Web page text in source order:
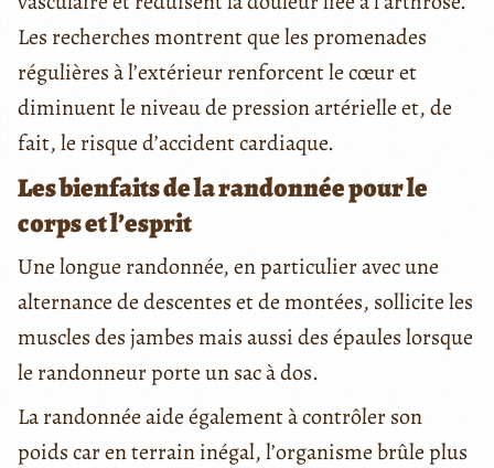
Les recherches montrent que les promenades
régulières à l’extérieur renforcent le cœur et
diminuent le niveau de pression artérielle et, de
fait, le risque d’accident cardiaque.
Les bienfaits de la randonnée pour le
corps et l’esprit
Une longue randonnée, en particulier avec une
alternance de descentes et de montées, sollicite les
muscles des jambes mais aussi des épaules lorsque
le randonneur porte un sac à dos.
La randonnée aide également à contrôler son
poids car en terrain inégal, l’organisme brûle plus